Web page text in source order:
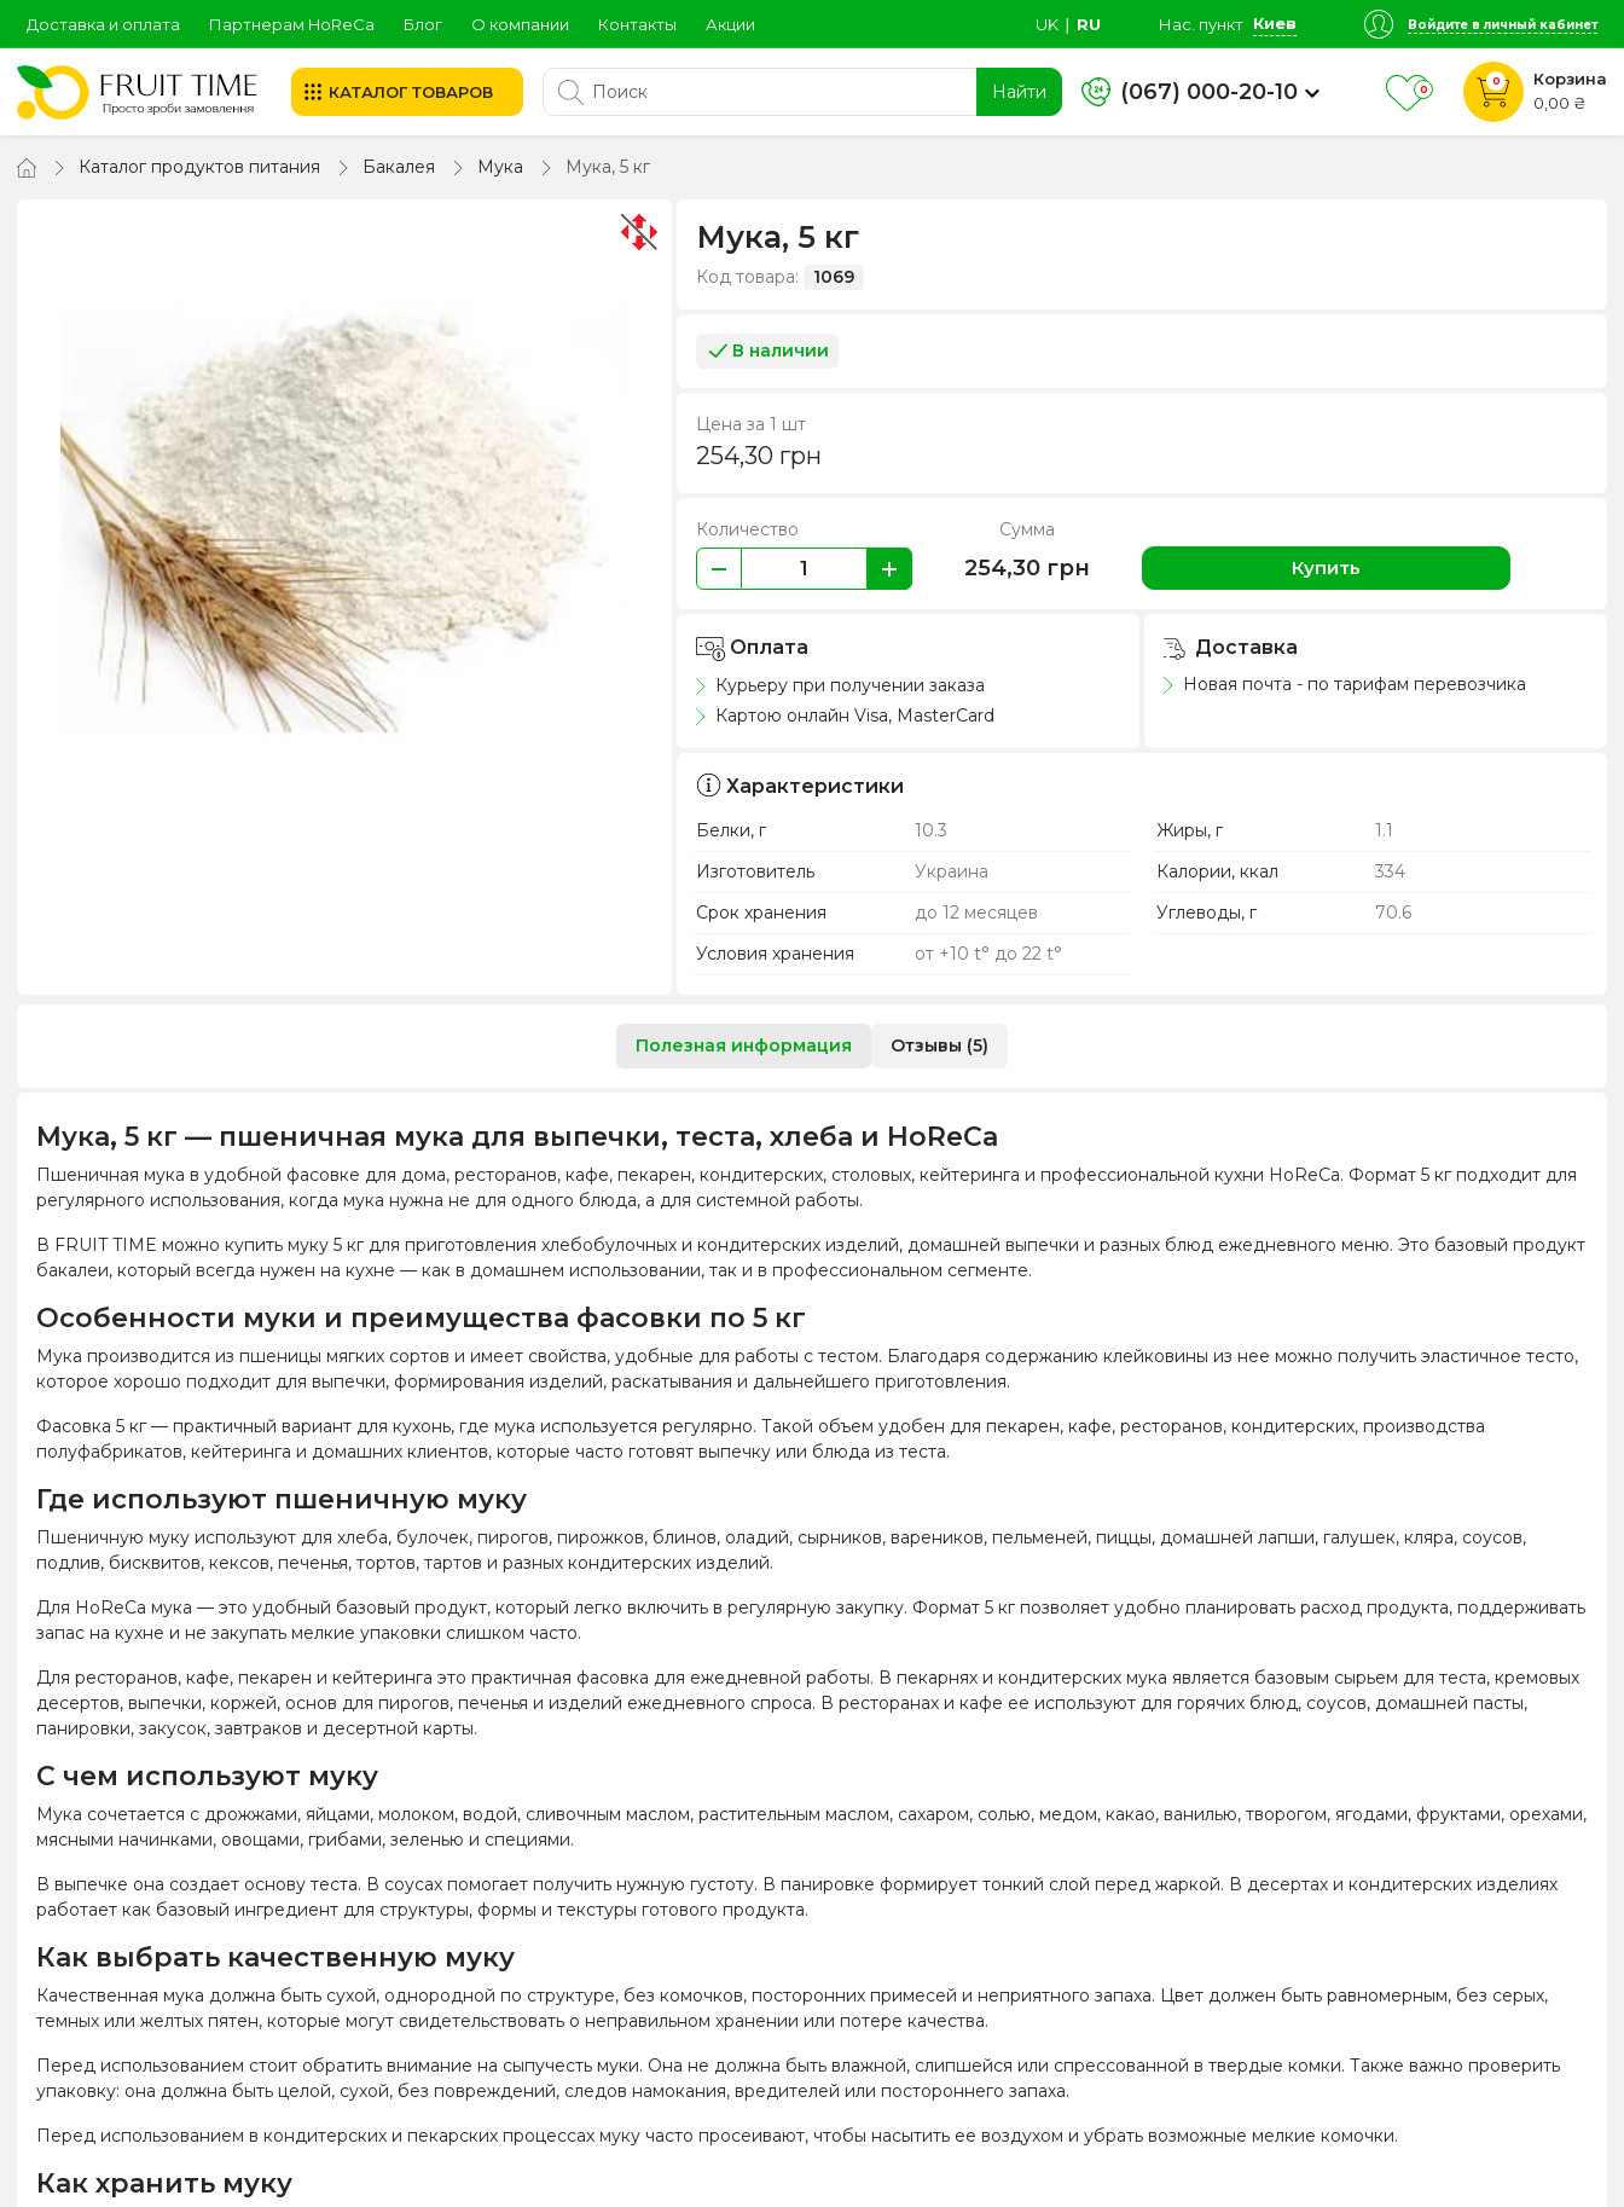
Доставка и оплата Партнерам HoReCa Блог О компании Контакты Акции UK ∣ RU Нас. пункт Киев Войдите в личный кабинет
КАТАЛОГ ТОВАРОВ Найти (067) 000-20-10 0
0
Корзина
0,00 ₴
Каталог продуктов питания Бакалея Мука Мука, 5 кг
Мука, 5 кг
Код товара: 1069
В наличии
Цена за 1 шт
254,30 грн
Количество Сумма
254,30 грн Купить
Оплата
Курьеру при получении заказа
Картою онлайн Visa, MasterCard
Доставка
Новая почта - по тарифам перевозчика
Характеристики
Белки, г 10.3 Жиры, г
1.1
Изготовитель
Украина Калории, ккал
334
Срок хранения
до 12 месяцев Углеводы, г
70.6
Условия хранения
от +10 t° до 22 t°
Полезная информация Отзывы (5)
Мука, 5 кг — пшеничная мука для выпечки, теста, хлеба и HoReCa
Пшеничная мука в удобной фасовке для дома, ресторанов, кафе, пекарен, кондитерских, столовых, кейтеринга и профессиональной кухни HoReCa. Формат 5 кг подходит для
регулярного использования, когда мука нужна не для одного блюда, а для системной работы.
В FRUIT TIME можно купить муку 5 кг для приготовления хлебобулочных и кондитерских изделий, домашней выпечки и разных блюд ежедневного меню. Это базовый продукт
бакалеи, который всегда нужен на кухне — как в домашнем использовании, так и в профессиональном сегменте.
Особенности муки и преимущества фасовки по 5 кг
Мука производится из пшеницы мягких сортов и имеет свойства, удобные для работы с тестом. Благодаря содержанию клейковины из нее можно получить эластичное тесто,
которое хорошо подходит для выпечки, формирования изделий, раскатывания и дальнейшего приготовления.
Фасовка 5 кг — практичный вариант для кухонь, где мука используется регулярно. Такой объем удобен для пекарен, кафе, ресторанов, кондитерских, производства
полуфабрикатов, кейтеринга и домашних клиентов, которые часто готовят выпечку или блюда из теста.
Где используют пшеничную муку
Пшеничную муку используют для хлеба, булочек, пирогов, пирожков, блинов, оладий, сырников, вареников, пельменей, пиццы, домашней лапши, галушек, кляра, соусов,
подлив, бисквитов, кексов, печенья, тортов, тартов и разных кондитерских изделий.
Для HoReCa мука — это удобный базовый продукт, который легко включить в регулярную закупку. Формат 5 кг позволяет удобно планировать расход продукта, поддерживать
запас на кухне и не закупать мелкие упаковки слишком часто.
Для ресторанов, кафе, пекарен и кейтеринга это практичная фасовка для ежедневной работы. В пекарнях и кондитерских мука является базовым сырьем для теста, кремовых
десертов, выпечки, коржей, основ для пирогов, печенья и изделий ежедневного спроса. В ресторанах и кафе ее используют для горячих блюд, соусов, домашней пасты,
панировки, закусок, завтраков и десертной карты.
С чем используют муку
Мука сочетается с дрожжами, яйцами, молоком, водой, сливочным маслом, растительным маслом, сахаром, солью, медом, какао, ванилью, творогом, ягодами, фруктами, орехами,
мясными начинками, овощами, грибами, зеленью и специями.
В выпечке она создает основу теста. В соусах помогает получить нужную густоту. В панировке формирует тонкий слой перед жаркой. В десертах и кондитерских изделиях
работает как базовый ингредиент для структуры, формы и текстуры готового продукта.
Как выбрать качественную муку
Качественная мука должна быть сухой, однородной по структуре, без комочков, посторонних примесей и неприятного запаха. Цвет должен быть равномерным, без серых,
темных или желтых пятен, которые могут свидетельствовать о неправильном хранении или потере качества.
Перед использованием стоит обратить внимание на сыпучесть муки. Она не должна быть влажной, слипшейся или спрессованной в твердые комки. Также важно проверить
упаковку: она должна быть целой, сухой, без повреждений, следов намокания, вредителей или постороннего запаха.
Перед использованием в кондитерских и пекарских процессах муку часто просеивают, чтобы насытить ее воздухом и убрать возможные мелкие комочки.
Как хранить муку